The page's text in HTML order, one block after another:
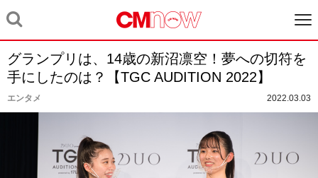
グランプリは、14歳の新沼凛空！夢への切符を
手にしたのは？【TGC AUDITION 2022】
エンタメ 2022.03.03